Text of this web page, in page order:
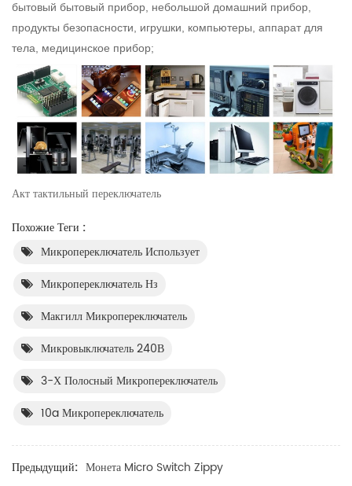
бытовый бытовый прибор, небольшой домашний прибор,
продукты безопасности, игрушки, компьютеры, аппарат для
тела, медицинское прибор;
Акт тактильный переключатель
Похожие Теги :
Микропереключатель Использует
Микропереключатель Нз
Макгилл Микропереключатель
Микровыключатель 240В
3-Х Полосный Микропереключатель
10a Микропереключатель
Предыдущий: Монета Micro Switch Zippy